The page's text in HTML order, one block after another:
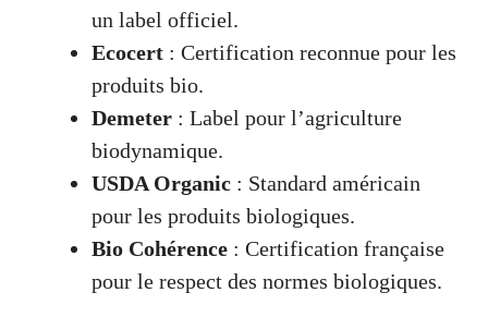
un label officiel.
Ecocert : Certification reconnue pour les
produits bio.
Demeter : Label pour l’agriculture
biodynamique.
USDA Organic : Standard américain
pour les produits biologiques.
Bio Cohérence : Certification française
pour le respect des normes biologiques.